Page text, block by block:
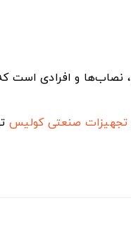
نصاب‌ها و افرادی
تجهیزات صنعتی کولیس